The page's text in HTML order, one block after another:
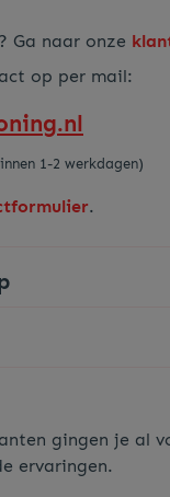
gingen je al
ervaringen.
Ga naar onze
op per mail:
1-2 werkdagen)
.